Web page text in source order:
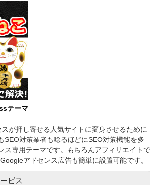
テーマ
が押し寄せる人気サイトに変身させるために
SEO対策業者も唸るほどにSEO対策機能を多
ス専用テーマです。もちろんアフィリエイトで
アドセンス広告も簡単に設置可能です。
ビス